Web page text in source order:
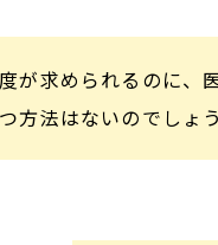
が求められるのに
方法はないのでしょ